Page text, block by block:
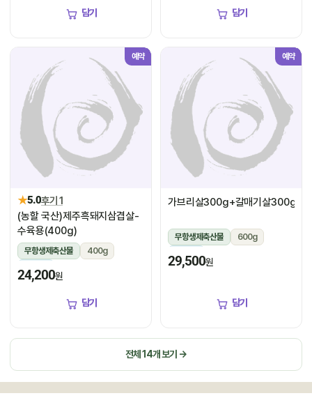
담기 담기
예약
★5.0후기 1
(농할 국산)제주흑돼지삼겹살-
수육용(400g)
무항생제축산물
400g
냉장
24,200원
담기
예약
가브리살300g+갈매기살300g
무항생제축산물
600g
냉장
29,500원
담기
전체 14개 보기 →